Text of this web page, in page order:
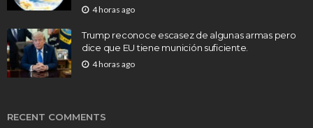
4 horas ago
Trump reconoce escasez de algunas armas pero
dice que EU tiene munición suficiente.
4 horas ago
RECENT COMMENTS